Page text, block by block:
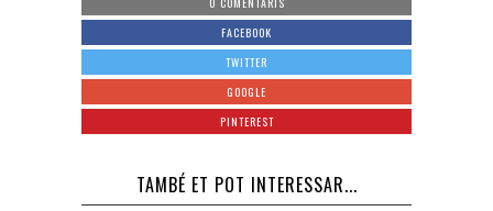
FACEBOOK
TWITTER
GOOGLE
PINTEREST
TAMBÉ ET POT INTERESSAR...